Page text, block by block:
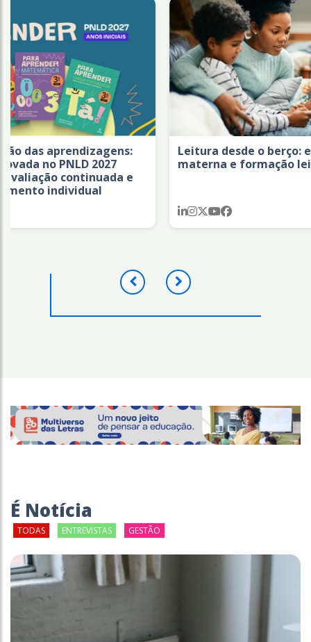
2027
e
Leitura desde o berço: experiência
materna e formação leitora
É Notícia
TODAS ENTREVISTAS GESTÃO